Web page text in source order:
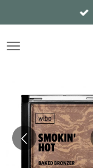
pääsisältöön